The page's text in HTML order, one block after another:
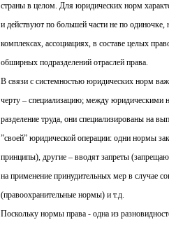
страны в целом. Для юридических норм
и действуют по большей части не по одиночке,
комплексах, ассоциациях, в составе целых
обширных подразделений отраслей права.
В связи с системностью юридических норм
черту – специализацию; между юридическими
разделение труда, они специализированы на
”своей” юридической операции: одни нормы
принципы), другие – вводят запреты
на применение принудительных мер в случае
(правоохранительные нормы) и т.д.
Поскольку нормы права - одна из